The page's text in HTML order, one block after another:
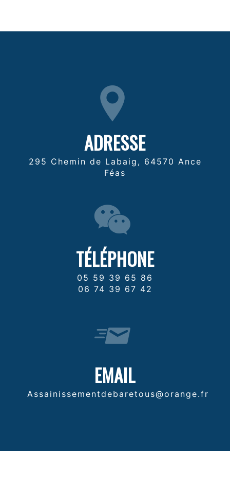
ADRESSE
295 Chemin de Labaig, 64570 Ance
Féas
TÉLÉPHONE
05 59 39 65 86
06 74 39 67 42
EMAIL
assainissementdebaretous@orange.fr